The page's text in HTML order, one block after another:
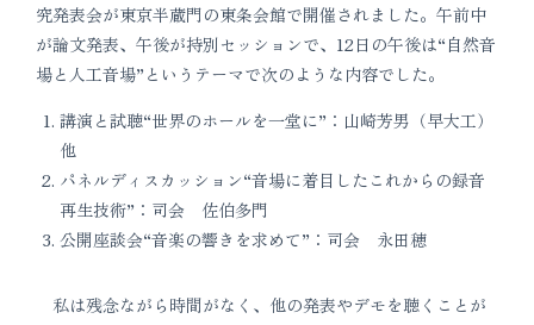
究発表会が東京半蔵門の東条会館で開催されました。午前中
が論文発表、午後が持別セッションで、12日の午後は“自然音
場と人工音場”というテーマで次のような内容でした。
講演と試聴“世界のホールを一堂に”：山崎芳男（早大工）
他
パネルディスカッション“音場に着目したこれからの録音
再生技術”：司会 佐伯多門
公開座談会“音楽の響きを求めて”：司会 永田穂
私は残念ながら時間がなく、他の発表やデモを聴くことが